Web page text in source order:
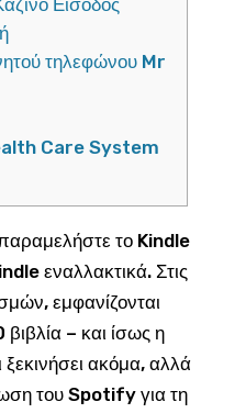
Είσοδος
τηλεφώνου Mr
Care System
το Kindle
εναλλακτικά. Στις
εμφανίζονται
– και ίσως η
ακόμα, αλλά
του Spotify για τη